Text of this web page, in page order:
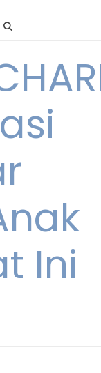
Ini